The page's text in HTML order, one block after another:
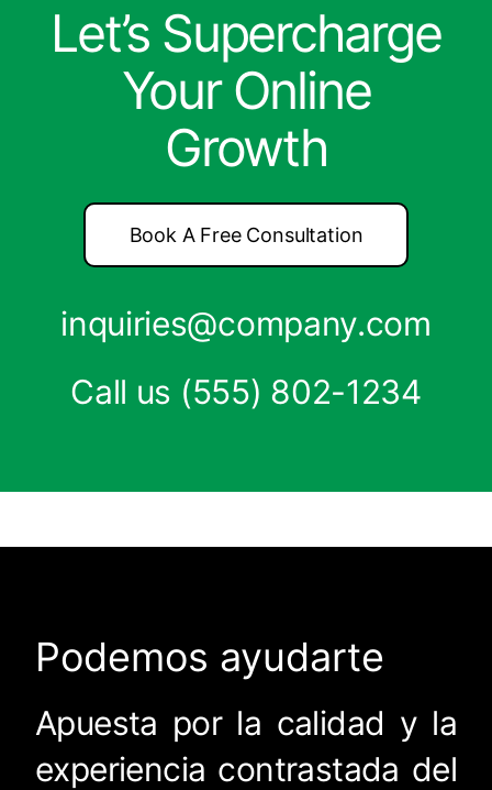
Let’s Supercharge
Your Online
Growth
Book A Free Consultation
inquiries@company.com
Call us (555) 802-1234
Podemos ayudarte
Apuesta por la calidad y la
experiencia contrastada del